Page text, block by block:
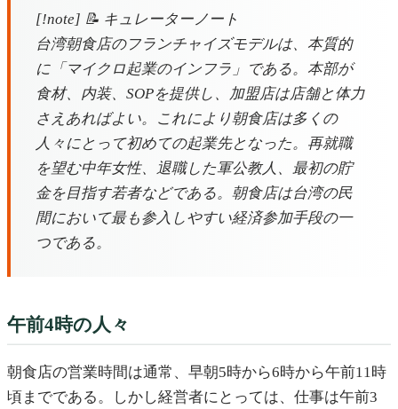
[!note] 📝 キュレーターノート
台湾朝食店のフランチャイズモデルは、本質的
に「マイクロ起業のインフラ」である。本部が
食材、内装、SOPを提供し、加盟店は店舗と体力
さえあればよい。これにより朝食店は多くの
人々にとって初めての起業先となった。再就職
を望む中年女性、退職した軍公教人、最初の貯
金を目指す若者などである。朝食店は台湾の民
間において最も参入しやすい経済参加手段の一
つである。
午前4時の人々
朝食店の営業時間は通常、早朝5時から6時から午前11時
頃までである。しかし経営者にとっては、仕事は午前3